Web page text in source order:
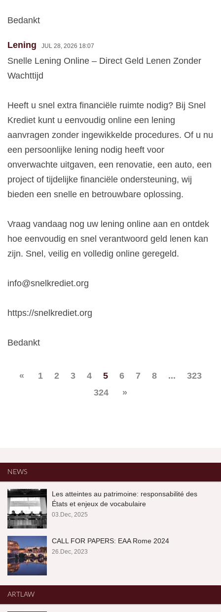
Bedankt
Lening JUL 28, 2026 18:07
Snelle Lening Online – Direct Geld Lenen Zonder
Wachttijd
Heeft u snel extra financiële ruimte nodig? Bij Snel
Krediet kunt u eenvoudig online een lening
aanvragen zonder ingewikkelde procedures. Of u nu
een persoonlijke lening nodig heeft voor
onverwachte uitgaven, een renovatie, een auto, een
project of tijdelijke financiële ondersteuning, wij
bieden een snelle en betrouwbare oplossing.
Vraag vandaag nog uw lening online aan en ontdek
hoe eenvoudig en snel verantwoord geld lenen kan
zijn. Snel, veilig en volledig online geregeld.
info@snelkrediet.org
https://snelkrediet.org
Bedankt
« 1 2 3 4 5 6 7 8 ...
323
324
»
NEWS
Les atteintes au patrimoine: responsabilité des
États et enjeux de vocabulaire
03.Dec, 2025
CALL FOR PAPERS: EAA Rome 2024
26.Dec, 2023
ARTLAW